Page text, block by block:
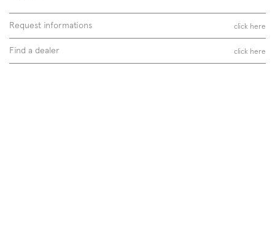
Request informations click here
Find a dealer click here